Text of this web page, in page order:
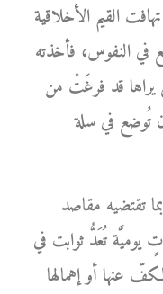
القيم الأخلاقية
في النفوس، فأخذته
يراها قد فرغَتْ من
تُوضع في سلة
تقتضيه مقاصد
يوميَّة تُعَدُّ ثوابت في
عنها أو إهمالها